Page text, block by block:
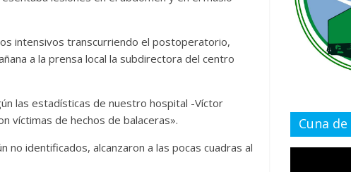
intensivos transcurriendo el postoperatorio,
a la prensa local la subdirectora del centro
las estadísticas de nuestro hospital -Víctor
víctimas de hechos de balaceras».
no identificados, alcanzaron a las pocas cuadras al
Cuna